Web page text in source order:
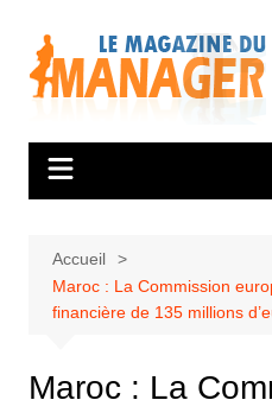
contenu
Accueil
Maroc : La Commission
financière de 135 millions
Maroc : La